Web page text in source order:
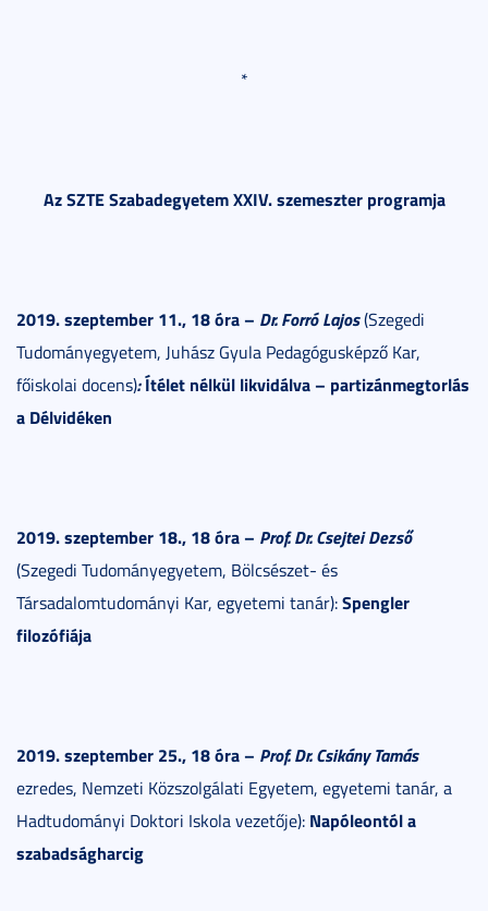
*
Az SZTE Szabadegyetem XXIV. szemeszter programja
2019. szeptember 11., 18 óra – Dr. Forró Lajos(Szegedi
Tudományegyetem, Juhász Gyula Pedagógusképző Kar,
főiskolai docens):Ítélet nélkül likvidálva – partizánmegtorlás
a Délvidéken
2019. szeptember 18., 18 óra – Prof. Dr. Csejtei Dezső
(Szegedi Tudományegyetem, Bölcsészet- és
Társadalomtudományi Kar, egyetemi tanár):Spengler
filozófiája
2019. szeptember 25., 18 óra – Prof. Dr. Csikány Tamás
ezredes, Nemzeti Közszolgálati Egyetem, egyetemi tanár, a
Hadtudományi Doktori Iskola vezetője): Napóleontól a
szabadságharcig